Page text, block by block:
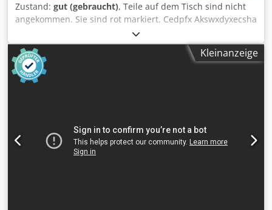
Zustand: gut (gebraucht), Teile auf dem Tisch sind nicht
angekommen. Sie sind rot markiert. Cedpfx Akswxdyxecsha
Kleinanzeige